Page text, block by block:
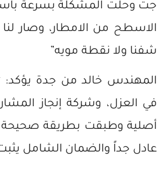
جت وحلت المشكلة بسرعة
الاسطح من الامطار، وصار
شفنا ولا نقطة مويه”
المهندس خالد من جدة يؤكد:
في العزل، وشركة إنجاز
عادل جداً والضمان الشامل